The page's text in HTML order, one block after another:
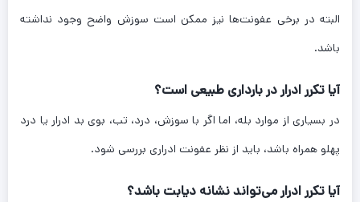
البته در برخی عفونت‌ها نیز ممکن است سوزش واضح وجود نداشته
باشد.
آیا تکرر ادرار در بارداری طبیعی است؟
در بسیاری از موارد بله، اما اگر با سوزش، درد، تب، بوی بد ادرار یا درد
پهلو همراه باشد، باید از نظر عفونت ادراری بررسی شود.
آیا تکرر ادرار می‌تواند نشانه دیابت باشد؟